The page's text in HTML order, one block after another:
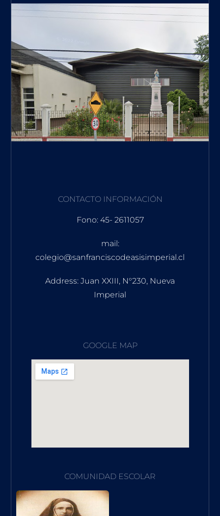
CONTACTO INFORMACIÓN
Fono: 45- 2611057
mail:
colegio@sanfranciscodeasisimperial.cl
Address: Juan XXIII, N°230, Nueva
Imperial
GOOGLE MAP
COMUNIDAD ESCOLAR